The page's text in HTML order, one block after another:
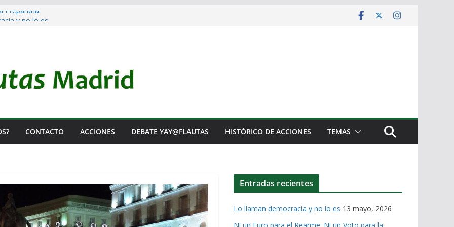
Prepararla.
CONTACTO ACCIONES DEBATE YAY@FLAUTAS HISTÓRICO DE ACCIONES TEMAS
Entradas recientes
Lo llaman democracia y no lo es 13 mayo, 2026